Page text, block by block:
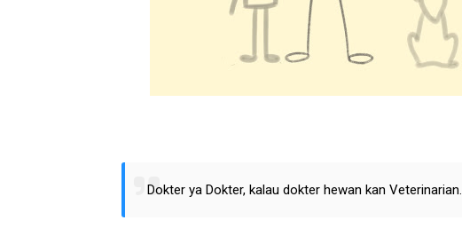
Dokter ya Dokter, kalau dokter hewan kan Veterinarian.